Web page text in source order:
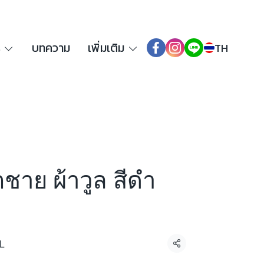
บทความ เพิ่มเติม TH
าย ผ้าวูล สีดำ
แชร์